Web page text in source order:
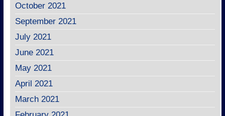
October 2021
September 2021
July 2021
June 2021
May 2021
April 2021
March 2021